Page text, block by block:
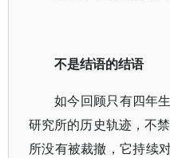
不是结语的结语
如今回顾只有四年
研究所的历史轨迹，不
所没有被裁撤，它持续